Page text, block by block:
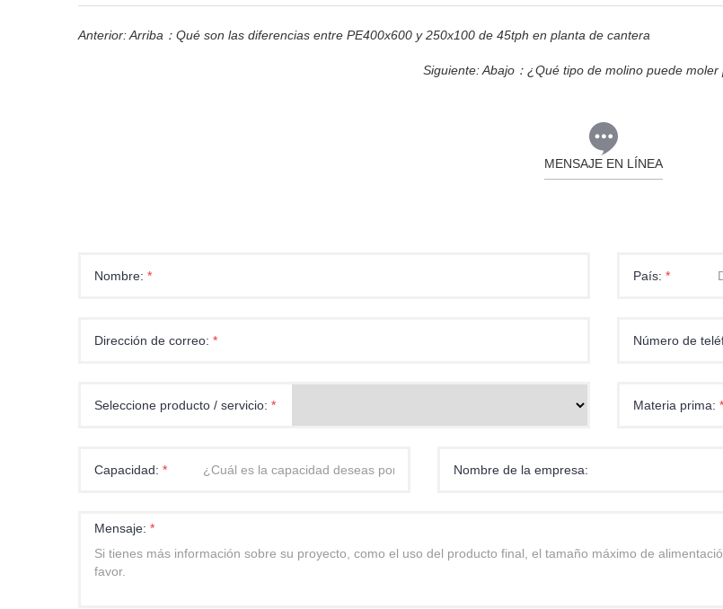
Anterior: Arriba： Qué son las diferencias entre PE400x600 y 250x100 de 45tph en planta de cantera
Siguiente: Abajo： ¿Qué tipo de molino puede
MENSAJE EN LÍNEA
Nombre: * País: *
Dirección de correo: * Número de
Seleccione producto / servicio: * Materia prima: *
Capacidad: * Nombre de la empresa:
Mensaje: *